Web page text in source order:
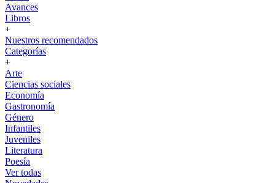
Avances
Libros
+
Nuestros recomendados
Categorías
+
Arte
Ciencias sociales
Economía
Gastronomía
Género
Infantiles
Juveniles
Literatura
Poesía
Ver todas